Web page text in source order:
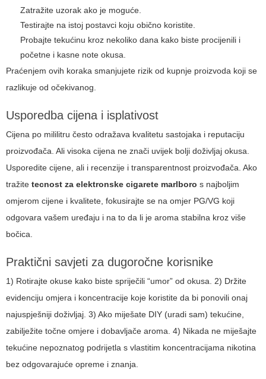
Zatražite uzorak ako je moguće.
Testirajte na istoj postavci koju obično koristite.
Probajte tekućinu kroz nekoliko dana kako biste procijenili i
početne i kasne note okusa.
Praćenjem ovih koraka smanjujete rizik od kupnje proizvoda koji se
razlikuje od očekivanog.
Usporedba cijena i isplativost
Cijena po mililitru često odražava kvalitetu sastojaka i reputaciju
proizvođača. Ali visoka cijena ne znači uvijek bolji doživljaj okusa.
Usporedite cijene, ali i recenzije i transparentnost proizvođača. Ako
tražite tecnost za elektronske cigarete marlboro s najboljim
omjerom cijene i kvalitete, fokusirajte se na omjer PG/VG koji
odgovara vašem uređaju i na to da li je aroma stabilna kroz više
bočica.
Praktični savjeti za dugoročne korisnike
1) Rotirajte okuse kako biste spriječili “umor” od okusa. 2) Držite
evidenciju omjera i koncentracije koje koristite da bi ponovili onaj
najuspješniji doživljaj. 3) Ako miješate DIY (uradi sam) tekućine,
zabilježite točne omjere i dobavljače aroma. 4) Nikada ne miješajte
tekućine nepoznatog podrijetla s vlastitim koncentracijama nikotina
bez odgovarajuće opreme i znanja.